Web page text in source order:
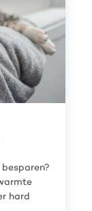
hard